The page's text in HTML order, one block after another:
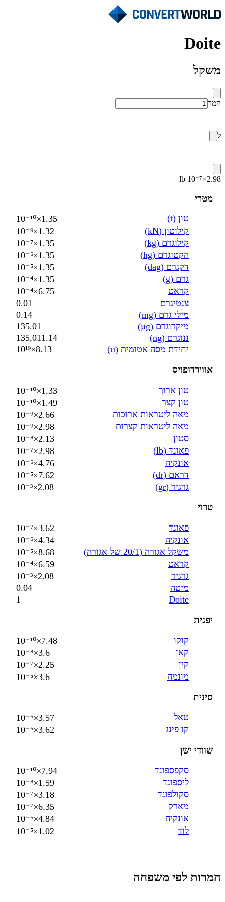
Doite
משקל
המר
ל
2.98×10⁻⁷ lb
מטרי
טון (t)
1.35×10⁻¹⁰
קילוטון (kN)
1.32×10⁻⁹
קילוגרם (kg)
1.35×10⁻⁷
הקטוגרם (hg)
1.35×10⁻⁶
דקגרם (dag)
1.35×10⁻⁵
גרם (g)
1.35×10⁻⁴
קראט
6.75×10⁻⁴
צנטיגרם
0.01
מילי גרם (mg)
0.14
מיקרוגרם (µg)
135.01
ננוגרם (ng)
135,011.14
יחידת מסה אטומית (u)
8.13×10¹⁹
אווירדופויס
טון ארוך
1.33×10⁻¹⁰
טון קצר
1.49×10⁻¹⁰
מאה ליטראות ארוכות
2.66×10⁻⁹
מאה ליטראות קצרות
2.98×10⁻⁹
סטון
2.13×10⁻⁸
פאונד (lb)
2.98×10⁻⁷
אונקיה
4.76×10⁻⁶
דראם (dr)
7.62×10⁻⁵
גרגיר (gr)
2.08×10⁻³
טרוי
פאונד
3.62×10⁻⁷
אונקיה
4.34×10⁻⁶
משקל אגורה (20/1 של אגורה)
8.68×10⁻⁵
קראט
6.59×10⁻⁴
גרגיר
2.08×10⁻³
מיטה
0.04
Doite
1
יפנית
קוקו
7.48×10⁻¹⁰
קאן
3.6×10⁻⁸
קין
2.25×10⁻⁷
מונמה
3.6×10⁻⁵
סינית
טאל
3.57×10⁻⁶
קו פינג
3.62×10⁻⁶
שוודי ישן
סקפספונד
7.94×10⁻¹⁰
ליספונד
1.59×10⁻⁸
סקולפונד
3.18×10⁻⁷
מארק
6.35×10⁻⁷
אונקיה
4.84×10⁻⁶
לוד
1.02×10⁻⁵
המרות לפי משפחה